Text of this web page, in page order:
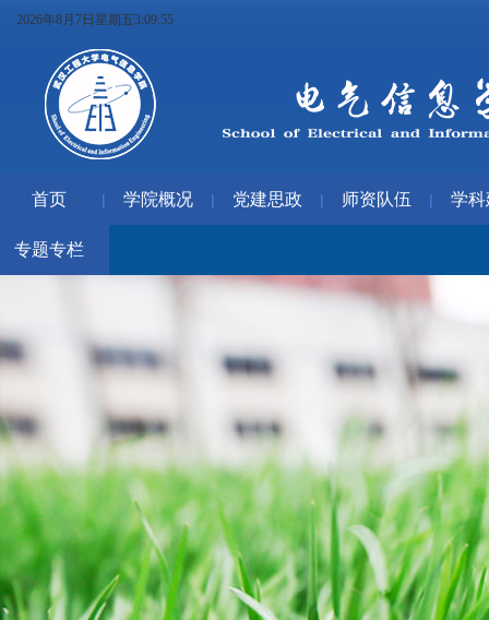
2026年8月7日星期五3:09:55
首页 | 学院概况 | 党建思政 | 师资队伍 | 学
专题专栏